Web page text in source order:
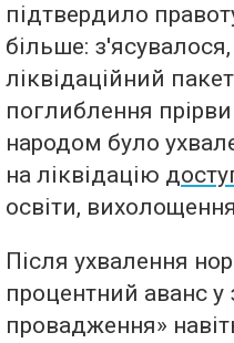
підтвердило
більше:
ліквідаційний
поглиблення
народом було
на ліквідацію
освіти,
Після ухвалення
процентний аванс у
провадження»